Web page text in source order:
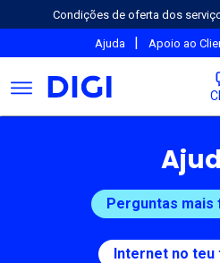
Condições de oferta dos
Ajuda | Apoio ao
Perguntas mais
Internet no teu